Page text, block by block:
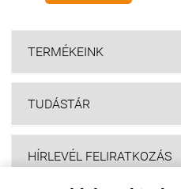
TERMÉKEINK
TUDÁSTÁR
HÍRLEVÉL FELIRATKOZÁS